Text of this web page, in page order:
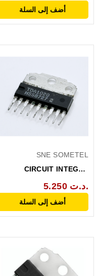
أضف إلى السلة
SNE SOMETEL
CIRCUIT INTEGRE
5.250 د.ت.
أضف إلى السلة